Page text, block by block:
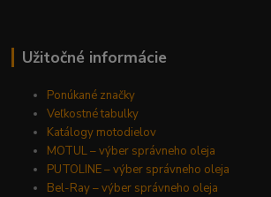
Užitočné informácie
Ponúkané značky
Veľkostné tabulky
Katálogy motodielov
MOTUL – výber správneho oleja
PUTOLINE – výber správneho oleja
Bel-Ray – výber správneho oleja